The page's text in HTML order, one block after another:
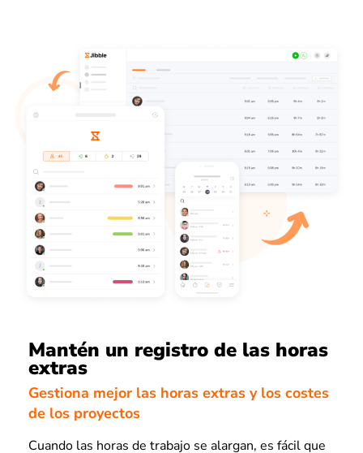
Mantén un registro de las horas
extras
Gestiona mejor las horas extras y los costes
de los proyectos
Cuando las horas de trabajo se alargan, es fácil que